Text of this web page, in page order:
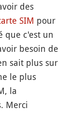
des
SIM pour
que c'est un
besoin de
sait plus sur
le plus
la
Merci